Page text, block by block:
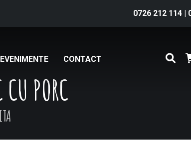
0726 212 114 |
EVENIMENTE CONTACT
PORC